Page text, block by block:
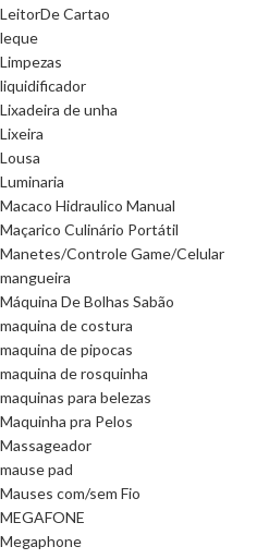
LeitorDe Cartao
leque
Limpezas
liquidificador
Lixadeira de unha
Lixeira
Lousa
Luminaria
Macaco Hidraulico Manual
Maçarico Culinário Portátil
Manetes/Controle Game/Celular
mangueira
Máquina De Bolhas Sabão
maquina de costura
maquina de pipocas
maquina de rosquinha
maquinas para belezas
Maquinha pra Pelos
Massageador
mause pad
Mauses com/sem Fio
MEGAFONE
Megaphone